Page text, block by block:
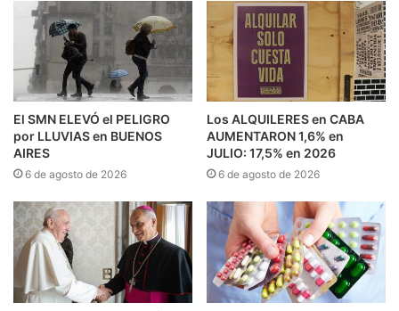
El SMN ELEVÓ el PELIGRO
por LLUVIAS en BUENOS
AIRES
6 de agosto de 2026
Los ALQUILERES en CABA
AUMENTARON 1,6% en
JULIO: 17,5% en 2026
6 de agosto de 2026